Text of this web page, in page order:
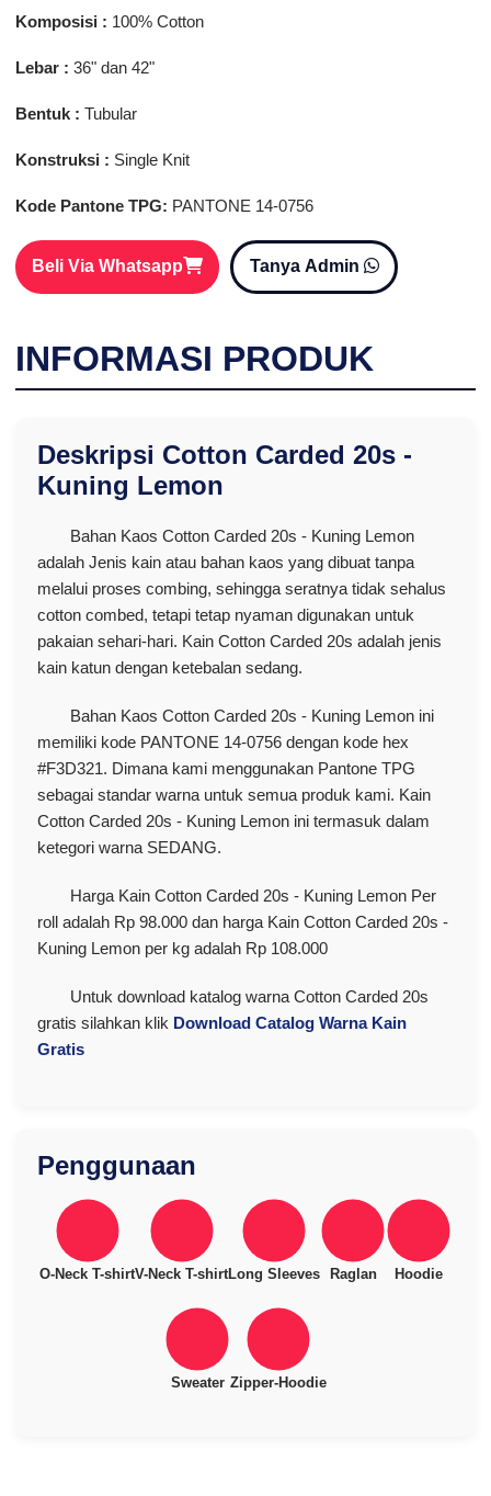
Komposisi : 100% Cotton
Lebar : 36" dan 42"
Bentuk : Tubular
Konstruksi : Single Knit
Kode Pantone TPG: PANTONE 14-0756
Beli Via Whatsapp Tanya Admin
INFORMASI PRODUK
Deskripsi Cotton Carded 20s -
Kuning Lemon
Bahan Kaos Cotton Carded 20s - Kuning Lemon
adalah Jenis kain atau bahan kaos yang dibuat tanpa
melalui proses combing, sehingga seratnya tidak sehalus
cotton combed, tetapi tetap nyaman digunakan untuk
pakaian sehari-hari. Kain Cotton Carded 20s adalah jenis
kain katun dengan ketebalan sedang.
Bahan Kaos Cotton Carded 20s - Kuning Lemon ini
memiliki kode PANTONE 14-0756 dengan kode hex
#F3D321. Dimana kami menggunakan Pantone TPG
sebagai standar warna untuk semua produk kami. Kain
Cotton Carded 20s - Kuning Lemon ini termasuk dalam
ketegori warna SEDANG.
Harga Kain Cotton Carded 20s - Kuning Lemon Per
roll adalah Rp 98.000 dan harga Kain Cotton Carded 20s -
Kuning Lemon per kg adalah Rp 108.000
Untuk download katalog warna Cotton Carded 20s
gratis silahkan klik Download Catalog Warna Kain
Gratis
Penggunaan
O-Neck T-shirtV-Neck T-shirtLong Sleeves Raglan Hoodie
Sweater Zipper-Hoodie